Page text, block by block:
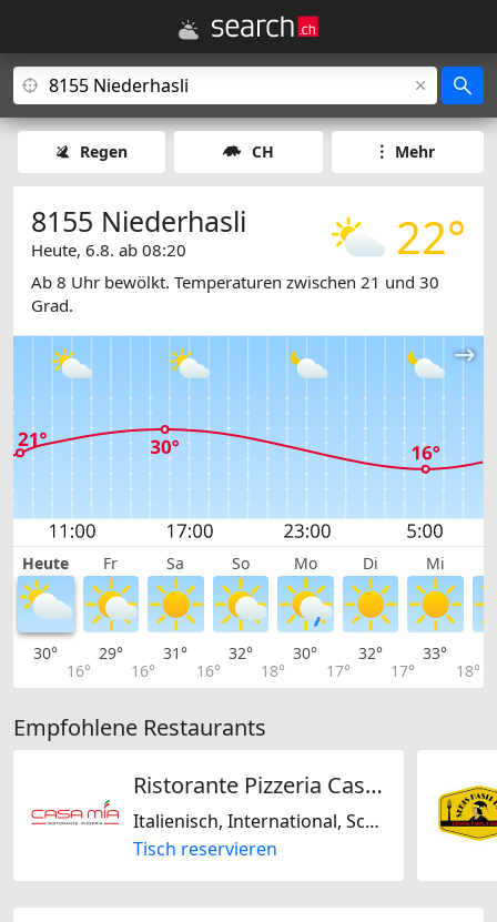
Regen CH Mehr
22°
8155 Niederhasli
Heute, 6.8. ab 08:20
Ab 8 Uhr bewölkt. Temperaturen zwischen 21 und 30
Grad.
Heute Fr Sa So Mo Di Mi
30°
16°
29°
16°
31°
16°
32°
18°
30°
17°
32°
17°
33°
18°
Empfohlene Restaurants
Ristorante Pizzeria Casa Mia
Italienisch, International, Schweizerisch, Mediterran
Tisch reservieren